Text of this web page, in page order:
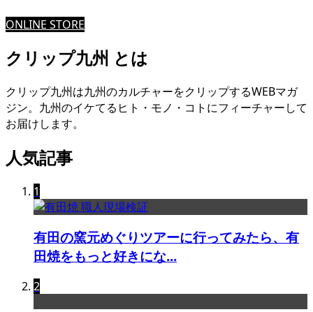
ONLINE STORE
クリップ九州 とは
クリップ九州は九州のカルチャーをクリップするWEBマガ
ジン。九州のイケてるヒト・モノ・コトにフィーチャーして
お届けします。
人気記事
1
有田の窯元めぐりツアーに行ってみたら、有
田焼をもっと好きにな...
2